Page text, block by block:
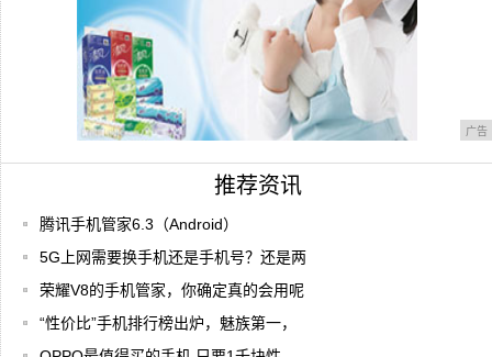
广告
推荐资讯
腾讯手机管家6.3（Android）
5G上网需要换手机还是手机号？还是两
荣耀V8的手机管家，你确定真的会用呢
“性价比”手机排行榜出炉，魅族第一，